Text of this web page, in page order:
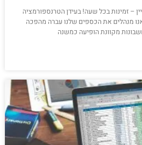
– זמינות בכל שעה! בעידן הטרנספורמציה
מנהלים את הכספים שלנו עברה מהפכה
מקוונת הופיעה כמשנה